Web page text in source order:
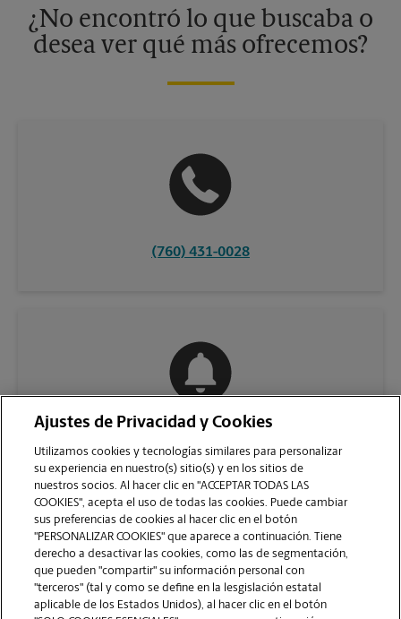
¿No encontró lo que buscaba o
desea ver qué más ofrecemos?
(760) 431-0028
Ajustes de Privacidad y Cookies
Utilizamos cookies y tecnologías similares para personalizar
su experiencia en nuestro(s) sitio(s) y en los sitios de
nuestros socios. Al hacer clic en "ACCEPTAR TODAS LAS
COOKIES", acepta el uso de todas las cookies. Puede cambiar
sus preferencias de cookies al hacer clic en el botón
"PERSONALIZAR COOKIES" que aparece a continuación. Tiene
derecho a desactivar las cookies, como las de segmentación,
que pueden "compartir" su información personal con
"terceros" (tal y como se define en la lesgislación estatal
aplicable de los Estados Unidos), al hacer clic en el botón